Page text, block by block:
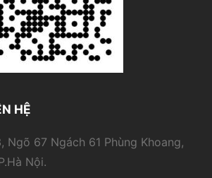
HỆ
Ngõ 67 Ngách 61 Phùng Khoang,
Nội.